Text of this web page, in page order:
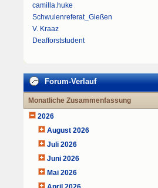
camilla.huke
Schwulenreferat_Gießen
V. Kraaz
Deafforststudent
Forum-Verlauf
Monatliche Zusammenfassung
2026
August 2026
Juli 2026
Juni 2026
Mai 2026